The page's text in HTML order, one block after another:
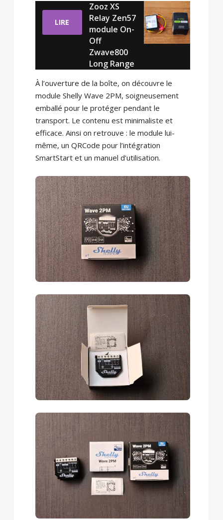
LIRE
Zooz XS
Relay Zen57
module On-
Off
Zwave800
Long Range
À l’ouverture de la boîte, on découvre le
module Shelly Wave 2PM, soigneusement
emballé pour le protéger pendant le
transport. Le contenu est minimaliste et
efficace. Ainsi on retrouve : le module lui-
même, un QRCode pour l’intégration
SmartStart et un manuel d’utilisation.